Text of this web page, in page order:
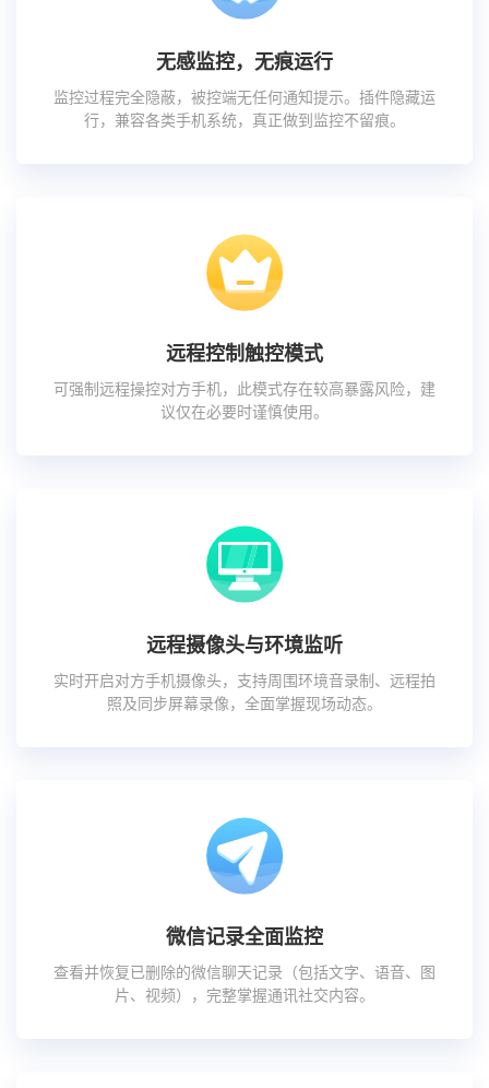
无感监控，无痕运行
监控过程完全隐蔽，被控端无任何通知提示。插件隐藏运
行，兼容各类手机系统，真正做到监控不留痕。
远程控制触控模式
可强制远程操控对方手机，此模式存在较高暴露风险，建
议仅在必要时谨慎使用。
远程摄像头与环境监听
实时开启对方手机摄像头，支持周围环境音录制、远程拍
照及同步屏幕录像，全面掌握现场动态。
微信记录全面监控
查看并恢复已删除的微信聊天记录（包括文字、语音、图
片、视频），完整掌握通讯社交内容。